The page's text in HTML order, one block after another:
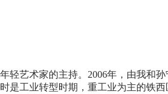
轻艺术家的主持。2006年，由我和
是工业转型时期，重工业为主的铁